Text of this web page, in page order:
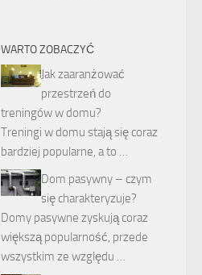
WARTO ZOBACZYĆ
Jak zaaranżować
przestrzeń do
treningów w domu?
Treningi w domu stają się coraz
bardziej popularne, a to …
Dom pasywny – czym
się charakteryzuje?
Domy pasywne zyskują coraz
większą popularność, przede
wszystkim ze względu …